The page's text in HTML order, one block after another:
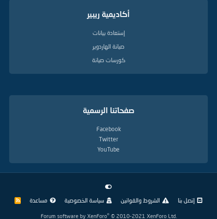
أكاديمية ريبير
إستعادة بيانات
صيانة الهاردوير
كورسات صيانة
صفحاتنا الرسمية
Facebook
Twitter
YouTube
إتصل بنا الشروط والقوانين سياسة الخصوصية مساعدة
R
Forum software by XenForo® © 2010-2021 XenForo Ltd.